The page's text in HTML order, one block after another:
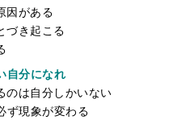
因がある
づき起こる
自分になれ
のは自分しかいない
ず現象が変わる